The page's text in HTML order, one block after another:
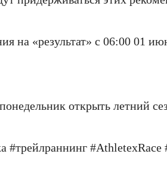
на «результат» с 06:00 01
открыть летний
#трейлраннинг